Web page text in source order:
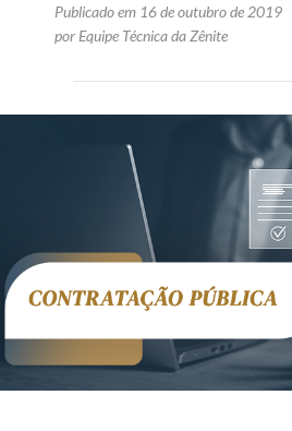
Publicado em 16 de outubro de 2019
por Equipe Técnica da Zênite